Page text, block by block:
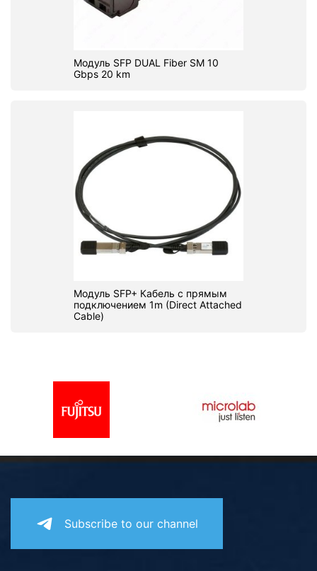
Модуль SFP DUAL Fiber SM 10
Gbps 20 km
Модуль SFP+ Кабель с прямым
подключением 1m (Direct Attached
Cable)
Subscribe to our channel